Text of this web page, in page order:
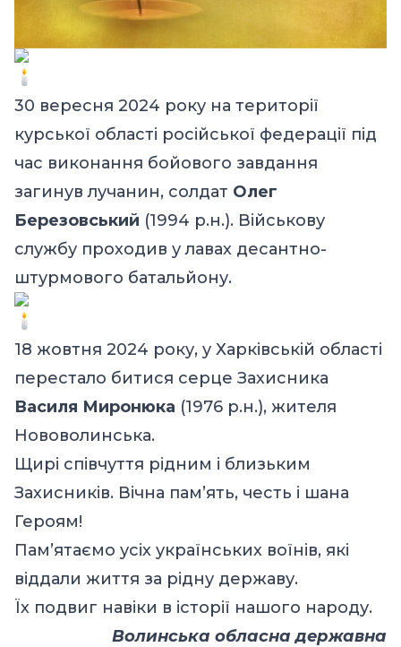
30 вересня 2024 року на території
курської області російської федерації під
час виконання бойового завдання
загинув лучанин, солдат Олег
Березовський (1994 р.н.). Військову
службу проходив у лавах десантно-
штурмового батальйону.
18 жовтня 2024 року, у Харківській області
перестало битися серце Захисника
Василя Миронюка (1976 р.н.), жителя
Нововолинська.
Щирі співчуття рідним і близьким
Захисників. Вічна пам’ять, честь і шана
Героям!
Пам’ятаємо усіх українських воїнів, які
віддали життя за рідну державу.
Їх подвиг навіки в історії нашого народу.
Волинська обласна державна